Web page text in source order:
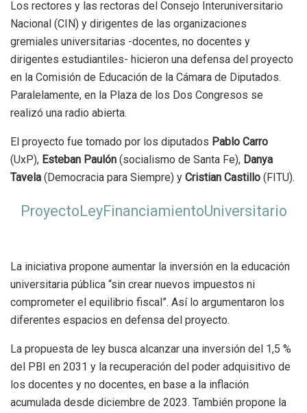
Los rectores y las rectoras del Consejo Interuniversitario
Nacional (CIN) y dirigentes de las organizaciones
gremiales universitarias -docentes, no docentes y
dirigentes estudiantiles- hicieron una defensa del proyecto
en la Comisión de Educación de la Cámara de Diputados.
Paralelamente, en la Plaza de los Dos Congresos se
realizó una radio abierta.
El proyecto fue tomado por los diputados Pablo Carro
(UxP), Esteban Paulón (socialismo de Santa Fe), Danya
Tavela (Democracia para Siempre) y Cristian Castillo (FITU).
ProyectoLeyFinanciamientoUniversitario
La iniciativa propone aumentar la inversión en la educación
universitaria pública “sin crear nuevos impuestos ni
comprometer el equilibrio fiscal”. Así lo argumentaron los
diferentes espacios en defensa del proyecto.
La propuesta de ley busca alcanzar una inversión del 1,5 %
del PBI en 2031 y la recuperación del poder adquisitivo de
los docentes y no docentes, en base a la inflación
acumulada desde diciembre de 2023. También propone la